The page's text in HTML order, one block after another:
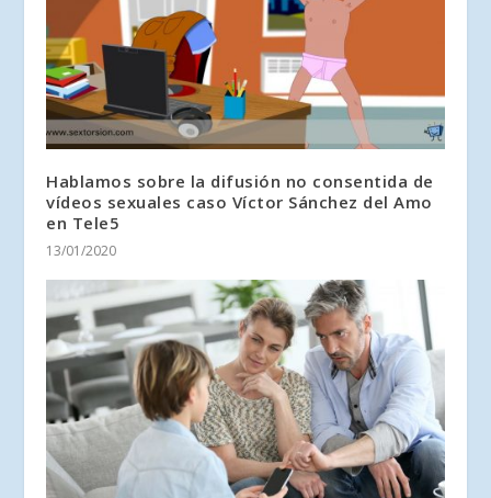
Hablamos sobre la difusión no consentida de
vídeos sexuales caso Víctor Sánchez del Amo
en Tele5
13/01/2020